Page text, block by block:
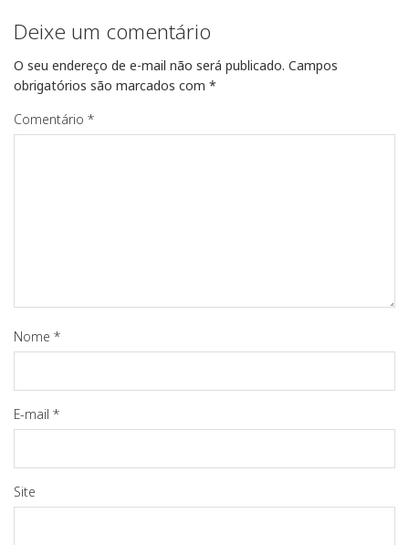
Deixe um comentário
O seu endereço de e-mail não será publicado. Campos
obrigatórios são marcados com *
Comentário *
Nome *
E-mail *
Site